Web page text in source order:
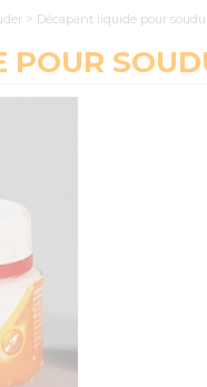
> Décapant liquide pour
POUR